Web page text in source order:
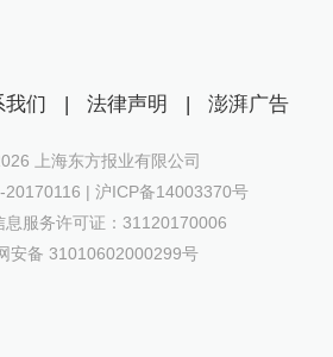
我们 | 法律声明 | 澎湃广告
上海东方报业有限公司
20170116 | 沪ICP备14003370号
息服务许可证：31120170006
安备 31010602000299号